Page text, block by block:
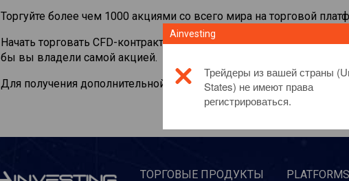
Торгуйте более чем 1000 акциями со всего мира на торговой
Начать торговать CFD-контрактами наIntesa-Sanpaolo.
бы вы владели самой акцией.
Для получения дополнительной информации об этом
ТОРГОВЫЕ ПРОДУКТЫ PLATFORMS
Ainvesting
Трейдеры из вашей страны
States) не имеют права
регистрироваться.